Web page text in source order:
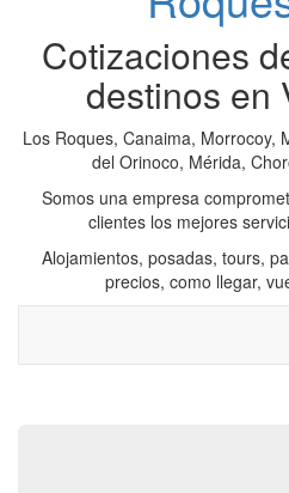
Cotizaciones
destinos en
Los Roques, Canaima, Morrocoy,
del Orinoco, Mérida,
Somos una empresa
clientes los mejores
Alojamientos, posadas, tours,
precios, como llegar,